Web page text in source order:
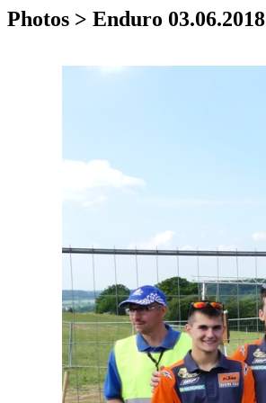
Photos > Enduro 03.06.2018